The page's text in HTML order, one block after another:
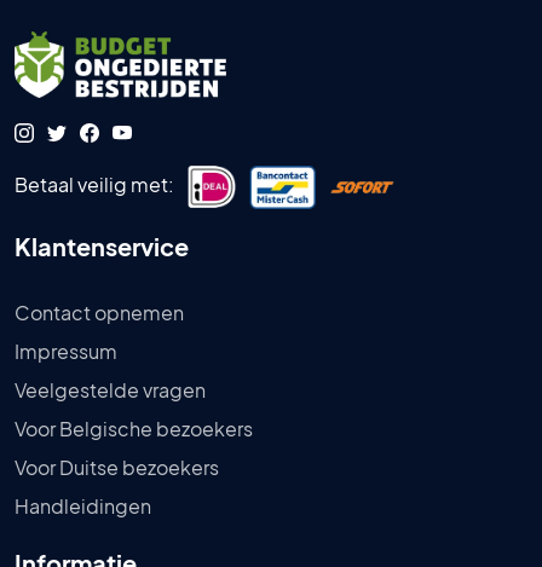
Betaal veilig met:
Klantenservice
Contact opnemen
Impressum
Veelgestelde vragen
Voor Belgische bezoekers
Voor Duitse bezoekers
Handleidingen